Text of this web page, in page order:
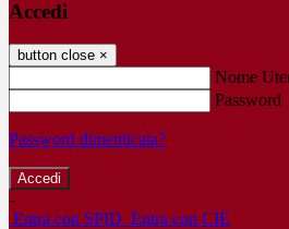
Accedi
button close ×
Nome
Password
Password dimenticata?
-
Entra con SPID Entra con CIE